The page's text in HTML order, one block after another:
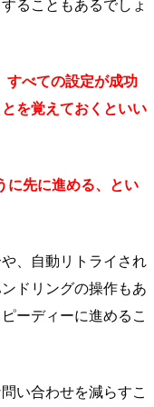
ることもあるでしょ
すべての設定が成功
を覚えておくといい
に先に進める、とい
、自動リトライされ
ドリングの操作もあ
ーディーに進めるこ
い合わせを減らすこ